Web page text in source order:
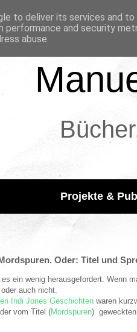
Projekte &
Oder: Titel und
ein wenig herausgefordert. Wenn
auch nicht.
Indi Jones Geschichten waren
vom Titel (Mordspuren) geweckten
to deliver its services and
performance and security
abuse.